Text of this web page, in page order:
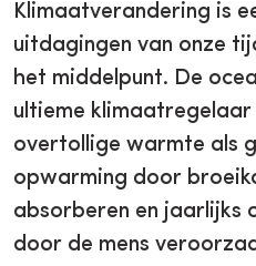
3th
level
navigation
Klimaatverandering is
uitdagingen van onze
het middelpunt. De
ultieme klimaatregelaar
overtollige warmte als
opwarming door
absorberen en jaarlijks
door de mens